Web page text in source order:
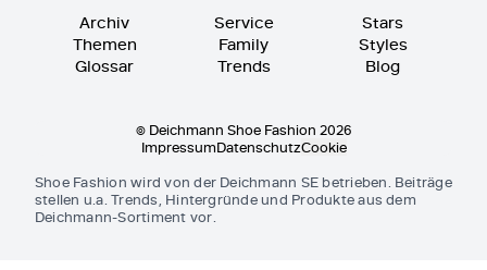
Archiv
Themen
Glossar
Service
Family
Trends
Stars
Styles
Blog
© Deichmann Shoe Fashion 2026
ImpressumDatenschutzCookie
Shoe Fashion wird von der Deichmann SE betrieben. Beiträge
stellen u.a. Trends, Hintergründe und Produkte aus dem
Deichmann-Sortiment vor.